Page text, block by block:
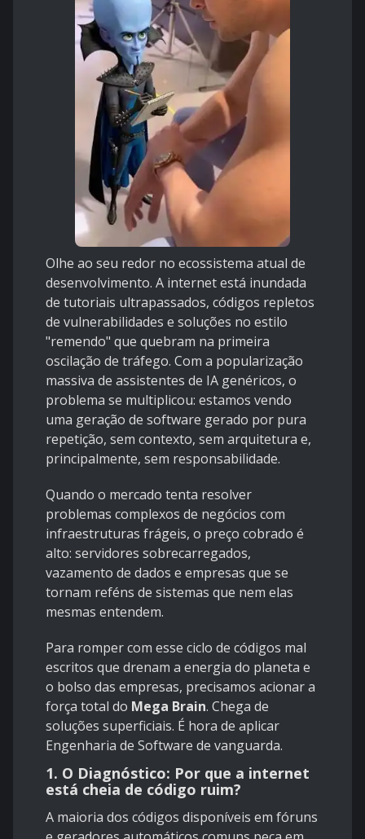
Olhe ao seu redor no ecossistema atual de
desenvolvimento. A internet está inundada
de tutoriais ultrapassados, códigos repletos
de vulnerabilidades e soluções no estilo
"remendo" que quebram na primeira
oscilação de tráfego. Com a popularização
massiva de assistentes de IA genéricos, o
problema se multiplicou: estamos vendo
uma geração de software gerado por pura
repetição, sem contexto, sem arquitetura e,
principalmente, sem responsabilidade.
Quando o mercado tenta resolver
problemas complexos de negócios com
infraestruturas frágeis, o preço cobrado é
alto: servidores sobrecarregados,
vazamento de dados e empresas que se
tornam reféns de sistemas que nem elas
mesmas entendem.
Para romper com esse ciclo de códigos mal
escritos que drenam a energia do planeta e
o bolso das empresas, precisamos acionar a
força total do Mega Brain. Chega de
soluções superficiais. É hora de aplicar
Engenharia de Software de vanguarda.
1. O Diagnóstico: Por que a internet
está cheia de código ruim?
A maioria dos códigos disponíveis em fóruns